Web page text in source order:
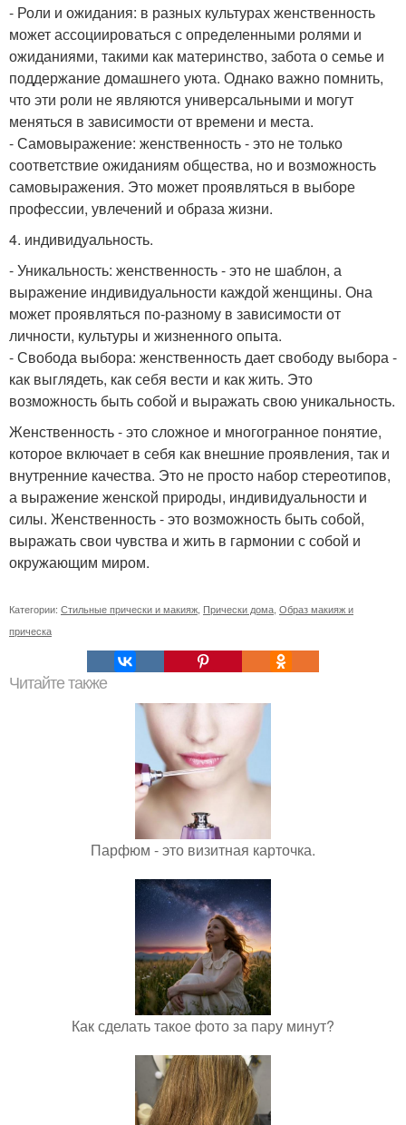
- Роли и ожидания: в разных культурах женственность
может ассоциироваться с определенными ролями и
ожиданиями, такими как материнство, забота о семье и
поддержание домашнего уюта. Однако важно помнить,
что эти роли не являются универсальными и могут
меняться в зависимости от времени и места.
- Самовыражение: женственность - это не только
соответствие ожиданиям общества, но и возможность
самовыражения. Это может проявляться в выборе
профессии, увлечений и образа жизни.
4. индивидуальность.
- Уникальность: женственность - это не шаблон, а
выражение индивидуальности каждой женщины. Она
может проявляться по-разному в зависимости от
личности, культуры и жизненного опыта.
- Свобода выбора: женственность дает свободу выбора -
как выглядеть, как себя вести и как жить. Это
возможность быть собой и выражать свою уникальность.
Женственность - это сложное и многогранное понятие,
которое включает в себя как внешние проявления, так и
внутренние качества. Это не просто набор стереотипов,
а выражение женской природы, индивидуальности и
силы. Женственность - это возможность быть собой,
выражать свои чувства и жить в гармонии с собой и
окружающим миром.
Категории: Стильные прически и макияж, Прически дома, Образ макияж и
прическа
Читайте также
Парфюм - это визитная карточка.
Как сделать такое фото за пару минут?